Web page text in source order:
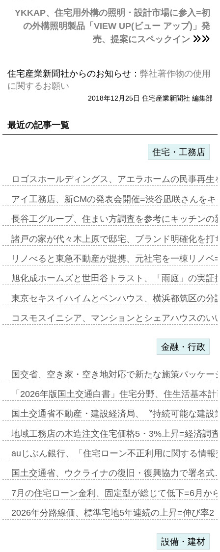
YKKAP、住宅用外構の照明・設計市場に参入=初
の外構照明製品「VIEW UP(ビュー アップ)」発
売、提案にスペックイン
住宅産業新聞社からのお知らせ： 弊社著作物の使用
に関するお願い
2018年12月25日 住宅産業新聞社 編集部
最近の記事一覧
住宅・工務店
ロゴスホールディングス、アエラホームの民事再
アイ工務店、新CMの発表会開催=渋谷凪咲さんを
長谷工グループ、住まい方調査を参考にキッチン
諸戸の家が代々木上原で邸宅、ブランド明確化を
リノべると東急不動産が提携、元社宅を一棟リノ
旭化成ホームズと世田谷トラスト、「雨庭」の実
東京セキスイハイムとベンハウス、横浜都筑区の
コスモスイニシア、マンションとシェアハウスの
金融・行政
国交省、空き家・空き地対応で新たな施策パッケ
「2026年版国土交通白書」住宅分野、住生活基本
国土交通省不動産・建設経済局、〝持続可能な建
地域工務店の木造注文住宅価格5・3%上昇=経済調
auじぶん銀行、「住宅ローン不正利用に関する情
国土交通省、ウクライナの復旧・復興協力で署名
7月の住宅ローン金利、固定型が総じて低下=6月か
2026年分路線価、標準宅地5年連続の上昇=伸び率
設備・建材